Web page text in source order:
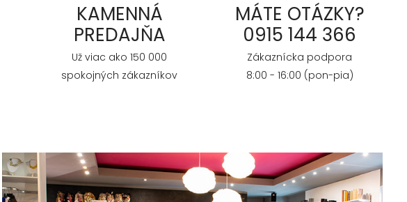
KAMENNÁ
PREDAJŇA
Už viac ako 150 000
spokojných zákazníkov
MÁTE OTÁZKY?
0915 144 366
Zákaznícka podpora
8:00 - 16:00 (pon-pia)